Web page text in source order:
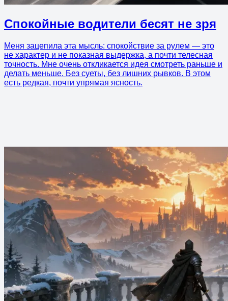
Спокойные водители бесят не зря
Меня зацепила эта мысль: спокойствие за рулем — это
не характер и не показная выдержка, а почти телесная
точность. Мне очень откликается идея смотреть раньше и
делать меньше. Без суеты, без лишних рывков. В этом
есть редкая, почти упрямая ясность.